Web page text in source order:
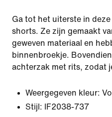
Ga tot het uiterste in
shorts. Ze zijn gemaakt
geweven materiaal en
binnenbroekje.
achterzak met rits, zodat
Weergegeven kleur:
Stijl:
IF2038-737